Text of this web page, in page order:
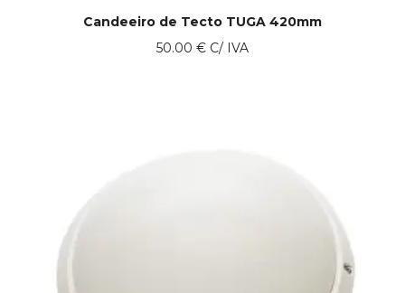
Candeeiro de Tecto TUGA 420mm
50.00 € C/ IVA